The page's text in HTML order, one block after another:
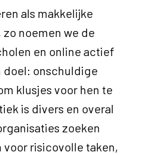
als makkelijke
noemen we de
en online actief
doel: onschuldige
klusjes voor hen te
is divers en overal
zoeken
risicovolle taken,